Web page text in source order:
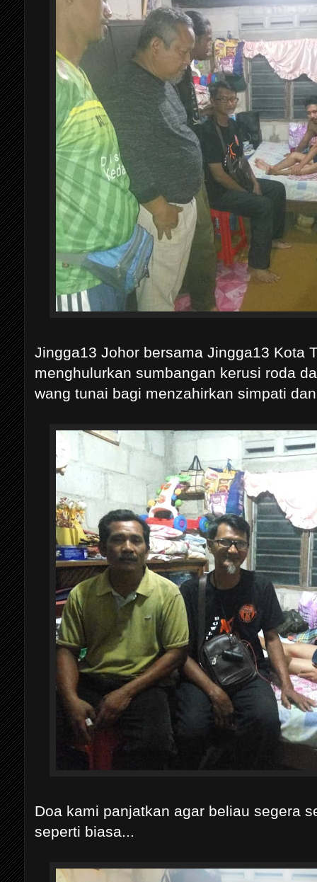
Jingga13 Johor bersama Jingga13 Kota
menghulurkan sumbangan kerusi roda
wang tunai bagi menzahirkan simpati
Doa kami panjatkan agar beliau segera
seperti biasa...